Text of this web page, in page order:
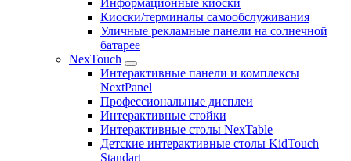
Информационные киоски
Киоски/терминалы самообслуживания
Уличные рекламные панели на солнечной
батарее
NexTouch
Интерактивные панели и комплексы
NextPanel
Профессиональные дисплеи
Интерактивные стойки
Интерактивные столы NexTable
Детские интерактивные столы KidTouch
Standart